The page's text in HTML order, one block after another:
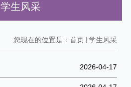
学生风采
您现在的位置是：首页 学生风采
2026-04-17